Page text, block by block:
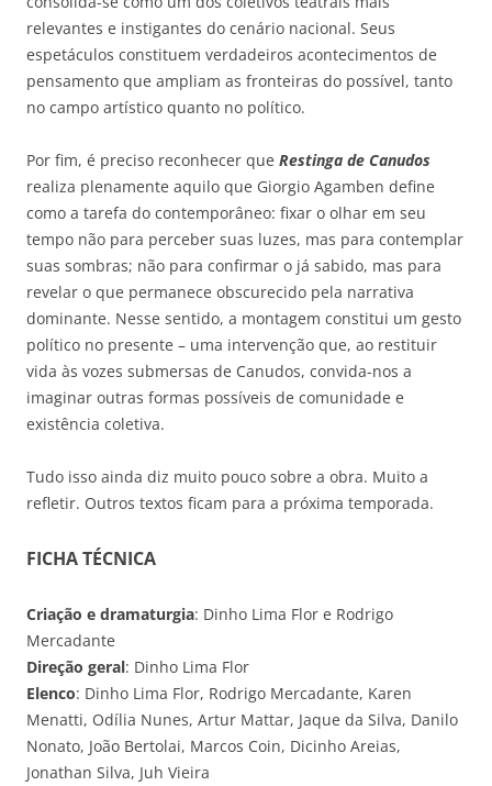
relevantes e instigantes do cenário nacional. Seus
espetáculos constituem verdadeiros acontecimentos de
pensamento que ampliam as fronteiras do possível, tanto
no campo artístico quanto no político.
Por fim, é preciso reconhecer que Restinga de Canudos
realiza plenamente aquilo que Giorgio Agamben define
como a tarefa do contemporâneo: fixar o olhar em seu
tempo não para perceber suas luzes, mas para contemplar
suas sombras; não para confirmar o já sabido, mas para
revelar o que permanece obscurecido pela narrativa
dominante. Nesse sentido, a montagem constitui um gesto
político no presente – uma intervenção que, ao restituir
vida às vozes submersas de Canudos, convida-nos a
imaginar outras formas possíveis de comunidade e
existência coletiva.
Tudo isso ainda diz muito pouco sobre a obra. Muito a
refletir. Outros textos ficam para a próxima temporada.
FICHA TÉCNICA
Criação e dramaturgia: Dinho Lima Flor e Rodrigo
Mercadante
Direção geral: Dinho Lima Flor
Elenco: Dinho Lima Flor, Rodrigo Mercadante, Karen
Menatti, Odília Nunes, Artur Mattar, Jaque da Silva, Danilo
Nonato, João Bertolai, Marcos Coin, Dicinho Areias,
Jonathan Silva, Juh Vieira